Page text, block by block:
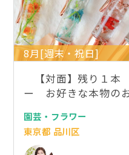
8月[週末・祝日]
【対面】残り１本
ー お好きな本物の
園芸・フラワー
東京都 品川区